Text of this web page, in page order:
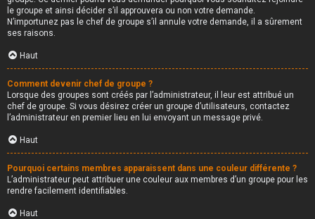
le groupe et ainsi décider s’il approuvera ou non votre demande.
N’importunez pas le chef de groupe s’il annule votre demande, il a sûrement
ses raisons.
Haut
Comment devenir chef de groupe ?
Lorsque des groupes sont créés par l’administrateur, il leur est attribué un
chef de groupe. Si vous désirez créer un groupe d’utilisateurs, contactez
l’administrateur en premier lieu en lui envoyant un message privé.
Haut
Pourquoi certains membres apparaissent dans une couleur différente ?
L’administrateur peut attribuer une couleur aux membres d’un groupe pour les
rendre facilement identifiables.
Haut